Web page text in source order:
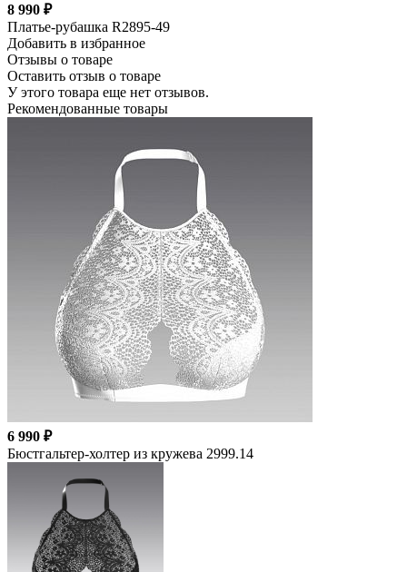
8 990 ₽
Платье-рубашка R2895-49
Добавить в избранное
Отзывы о товаре
Оставить отзыв о товаре
У этого товара еще нет отзывов.
Рекомендованные товары
6 990 ₽
Бюстгальтер-холтер из кружева 2999.14